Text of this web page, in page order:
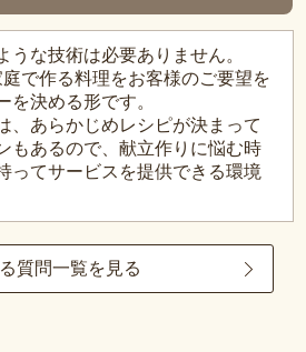
うな技術は必要ありません。
で作る料理をお客様のご要望を
を決める形です。
、あらかじめレシピが決まって
もあるので、献立作りに悩む時
ってサービスを提供できる環境
質問一覧を見る